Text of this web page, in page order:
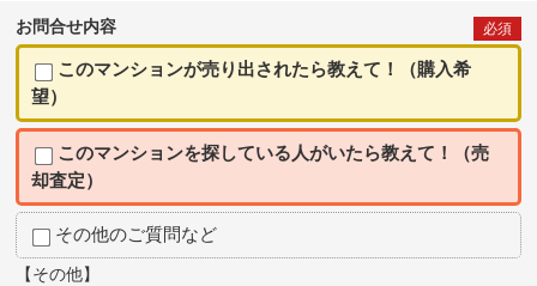
お問合せ内容 必須
このマンションが売り出されたら教えて！（購入希
望）
このマンションを探している人がいたら教えて！（売
却査定）
その他のご質問など
【その他】